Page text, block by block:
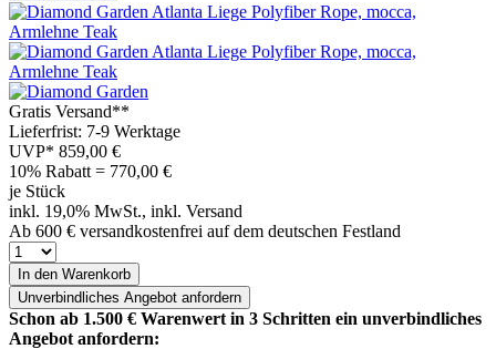
Gratis Versand**
Lieferfrist: 7-9 Werktage
UVP* 859,00 €
10% Rabatt = 770,00 €
je Stück
inkl. 19,0% MwSt., inkl. Versand
Ab 600 € versandkostenfrei auf dem deutschen Festland
In den Warenkorb
Unverbindliches Angebot anfordern
Schon ab 1.500 € Warenwert in 3 Schritten ein unverbindliches
Angebot anfordern: